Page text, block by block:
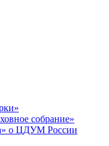
собрание»
о ЦДУМ России